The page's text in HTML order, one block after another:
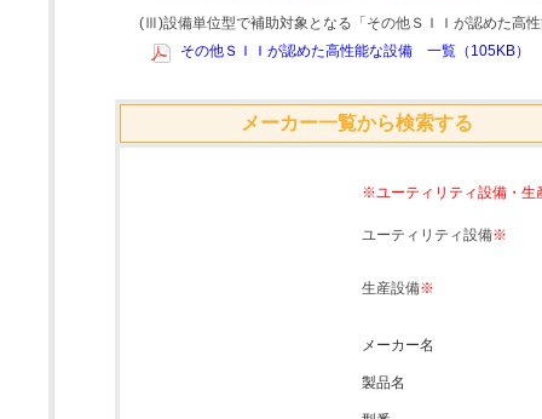
(Ⅲ)設備単位型で補助対象となる「その他ＳＩＩが認めた高
その他ＳＩＩが認めた高性能な設備 一覧（105KB）
メーカー一覧から検索する
※ユーティリティ設備・生
ユーティリティ設備※
生産設備※
メーカー名
製品名